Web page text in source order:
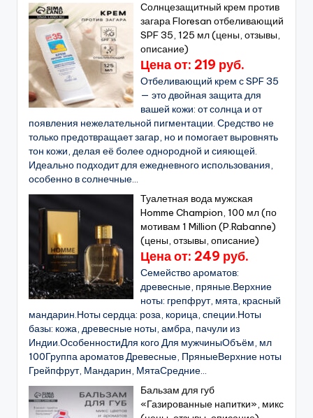
Солнцезащитный крем против
загара Floresan отбеливающий
SPF 35, 125 мл (цены, отзывы,
описание)
Цена от: 219 руб.
Отбеливающий крем с SPF 35
— это двойная защита для
вашей кожи: от солнца и от
появления нежелательной пигментации. Средство не
только предотвращает загар, но и помогает выровнять
тон кожи, делая её более однородной и сияющей.
Идеально подходит для ежедневного использования,
особенно в солнечные...
Туалетная вода мужская
Homme Champion, 100 мл (по
мотивам 1 Million (P.Rabanne)
(цены, отзывы, описание)
Цена от: 249 руб.
Семейство ароматов:
древесные, пряные.Верхние
ноты: грепфрут, мята, красный
мандарин.Ноты сердца: роза, корица, специи.Ноты
базы: кожа, древесные ноты, амбра, пачули из
Индии.ОсобенностиДля кого Для мужчиныОбъём, мл
100Группа ароматов Древесные, ПряныеВерхние ноты
Грейпфрут, Мандарин, МятаСредние...
Бальзам для губ
«Газированные напитки», микс